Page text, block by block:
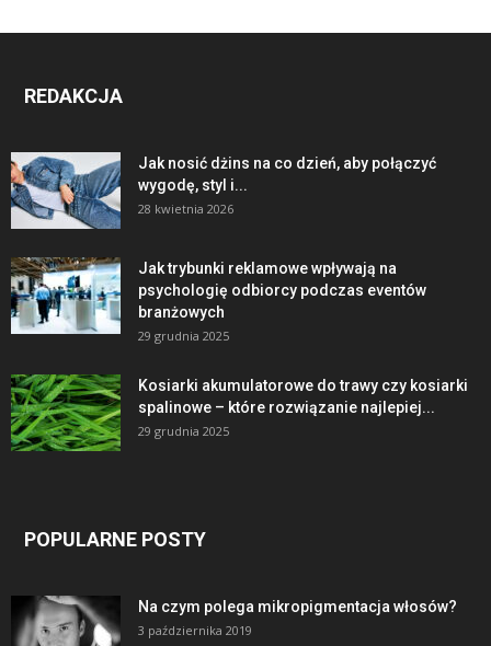
REDAKCJA
Jak nosić dżins na co dzień, aby połączyć
wygodę, styl i...
28 kwietnia 2026
Jak trybunki reklamowe wpływają na
psychologię odbiorcy podczas eventów
branżowych
29 grudnia 2025
Kosiarki akumulatorowe do trawy czy kosiarki
spalinowe – które rozwiązanie najlepiej...
29 grudnia 2025
POPULARNE POSTY
Na czym polega mikropigmentacja włosów?
3 października 2019